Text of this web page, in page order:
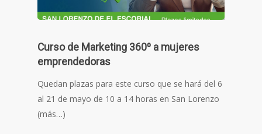
Curso de Marketing 360º a mujeres
emprendedoras
Quedan plazas para este curso que se hará del 6
al 21 de mayo de 10 a 14 horas en San Lorenzo
(más…)